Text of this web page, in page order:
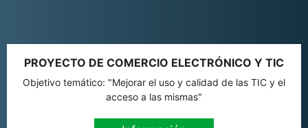
PROYECTO DE COMERCIO ELECTRÓNICO Y TIC
Objetivo temático: "Mejorar el uso y calidad de las TIC y el
acceso a las mismas"